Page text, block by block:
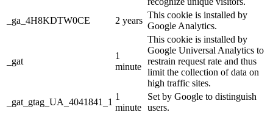
_ga_4H8KDTW0CE
2 years
This cookie is installed by
Google Analytics.
_gat
1
minute
This cookie is installed by
Google Universal Analytics to
restrain request rate and thus
limit the collection of data on
high traffic sites.
_gat_gtag_UA_4041841_1
1
minute
Set by Google to distinguish
users.